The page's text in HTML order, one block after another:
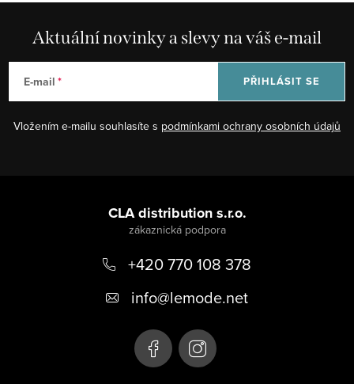
Aktuální novinky a slevy na váš e-mail
E-mail
Vložením e-mailu souhlasíte s podmínkami ochrany osobních údajů
PŘIHLÁSIT SE
CLA distribution s.r.o.
+420 770 108 378
info@lemode.net